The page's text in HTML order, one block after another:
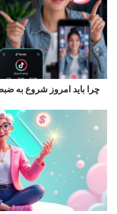
چرا باید امروز شروع به